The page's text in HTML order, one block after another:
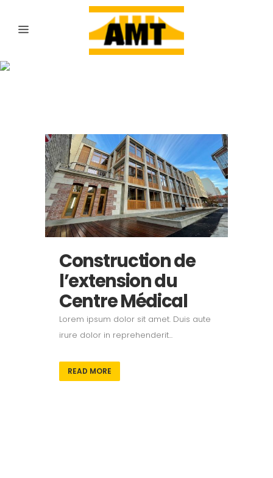
Construction de
l’extension du
Centre Médical
Lorem ipsum dolor sit amet. Duis aute
irure dolor in reprehenderit...
READ MORE